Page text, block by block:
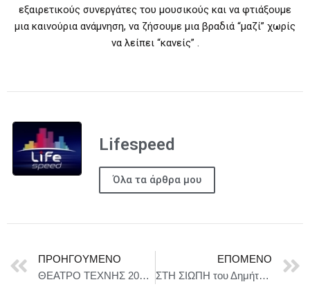
εξαιρετικούς συνεργάτες του μουσικούς και να φτιάξουμε
μια καινούρια ανάμνηση, να ζήσουμε μια βραδιά “μαζί” χωρίς
να λείπει “κανείς” .
Lifespeed
Όλα τα άρθρα μου
ΠΡΟΗΓΟΎΜΕΝΟ
ΘΕΑΤΡΟ ΤΕΧΝΗΣ 2026-2027 || Χένρικ Ίψεν «ΡΟΣΜΕΡΣΧΟΛΜ» || Σκηνοθεσία: Γιάννης Χουβαρδάς
ΕΠΌΜΕΝΟ
ΣΤΗ ΣΙΩΠΗ του Δημήτρη Λέντζου Με τον Πέτρο Αποστολόπουλο 4ος χρόνος – Από Οκτώβριο στο θέατρο ΑΛΚΜΗΝΗ